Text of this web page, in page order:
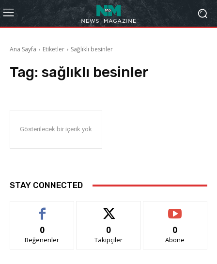
Ana Sayfa Etiketler Sağlıklı besinler
Tag: sağlıklı besinler
Gösterilecek bir içerik yok
STAY CONNECTED
0
Beğenenler
0
Takipçiler
0
Abone